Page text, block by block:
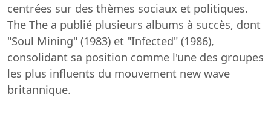
centrées sur des thèmes sociaux et politiques.
The The a publié plusieurs albums à succès, dont
"Soul Mining" (1983) et "Infected" (1986),
consolidant sa position comme l'une des groupes
les plus influents du mouvement new wave
britannique.